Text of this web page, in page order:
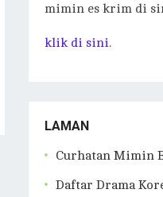
mimin es krim di
klik di sini.
LAMAN
Curhatan Mimin
Daftar Drama